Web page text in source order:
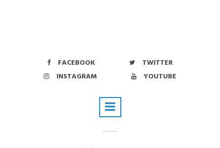
FACEBOOK
TWITTER
INSTAGRAM
YOUTUBE